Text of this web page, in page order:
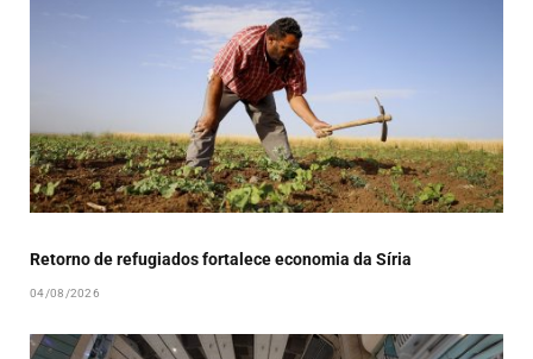
Retorno de refugiados fortalece economia da Síria
04/08/2026